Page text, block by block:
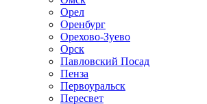
Орел
Оренбург
Орехово-Зуево
Орск
Павловский Посад
Пенза
Первоуральск
Пересвет